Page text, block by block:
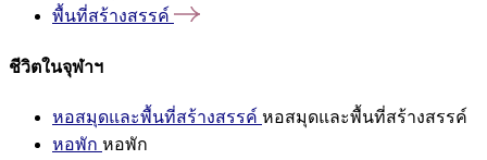
พื้นที่สร้างสรรค์
ชีวิตในจุฬาฯ
หอสมุดและพื้นที่สร้างสรรค์ หอสมุดและพื้นที่สร้างสรรค์
หอพัก หอพัก